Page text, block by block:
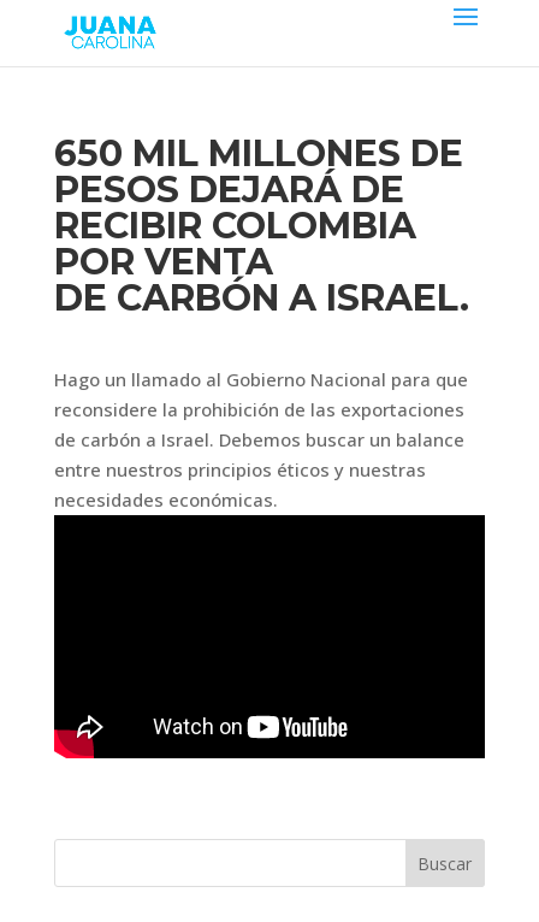
650 MIL MILLONES DE
PESOS DEJARÁ DE
RECIBIR COLOMBIA
POR VENTA
DE CARBÓN A ISRAEL.
Hago un llamado al Gobierno Nacional para que
reconsidere la prohibición de las exportaciones
de carbón a Israel. Debemos buscar un balance
entre nuestros principios éticos y nuestras
necesidades económicas.